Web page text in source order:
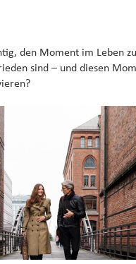
den Moment im Leben
sind – und diesen